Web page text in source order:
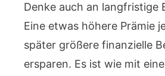
Denke auch an langfristige
Eine etwas höhere Prämie
später größere finanzielle
ersparen. Es ist wie mit